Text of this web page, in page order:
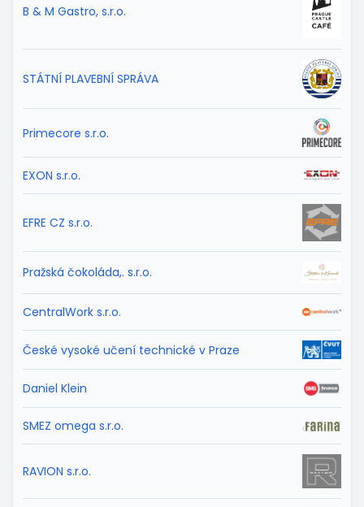
B & M Gastro, s.r.o.
STÁTNÍ PLAVEBNÍ SPRÁVA
Primecore s.r.o.
EXON s.r.o.
EFRE CZ s.r.o.
Pražská čokoláda,. s.r.o.
CentralWork s.r.o.
České vysoké učení technické v Praze
Daniel Klein
SMEZ omega s.r.o.
RAVION s.r.o.